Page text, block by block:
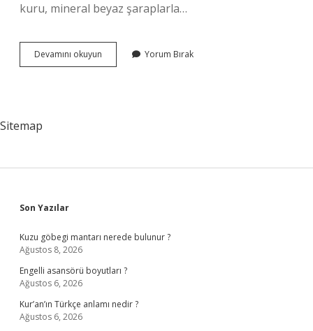
kuru, mineral beyaz şaraplarla…
Devamını okuyun
Ürünleri
Yorum Bırak
Sitemap
Sidebar
Son Yazılar
Kuzu göbegi mantarı nerede bulunur ?
Ağustos 8, 2026
Engelli asansörü boyutları ?
Ağustos 6, 2026
Kur’an’ın Türkçe anlamı nedir ?
Ağustos 6, 2026